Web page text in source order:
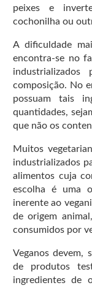
peixes e
cochonilha ou
A dificuldade
encontra-se no
composição. No
possuam tais
quantidades,
que não os
Muitos
industrializados
alimentos cuja
escolha é uma
inerente ao
de origem
consumidos por
Veganos devem,
de produtos
ingredientes de